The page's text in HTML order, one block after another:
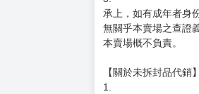
承上，如有成年者身
無關乎本賣場之查證
本賣場概不負責。
【關於未拆封品代銷】
1.